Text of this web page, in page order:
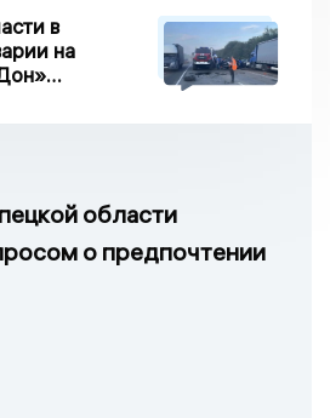
в
на
области
о предпочтении